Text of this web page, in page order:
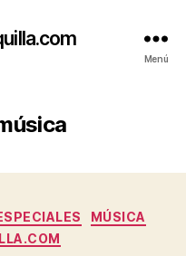
Menú
MÚSICA